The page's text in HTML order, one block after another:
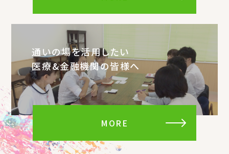
通いの場を活用したい
医療&金融機関の皆様へ
MORE